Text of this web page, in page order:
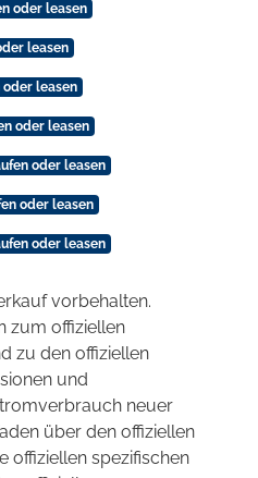
oder leasen
leasen
oder leasen
oder leasen
oder leasen
oder leasen
oder leasen
vorbehalten.
zum offiziellen
zu den offiziellen
und
neuer
über den offiziellen
offiziellen spezifischen